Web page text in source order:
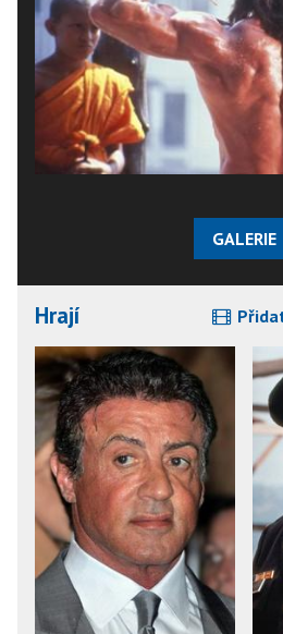
GALERIE
Hrají